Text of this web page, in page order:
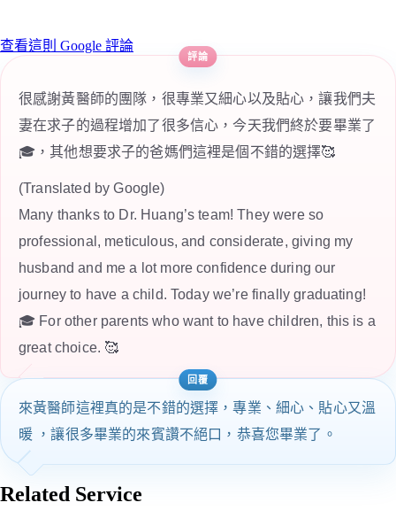
查看這則 Google 評論
很感謝黃醫師的團隊，很專業又細心以及貼心，讓我們夫
妻在求子的過程增加了很多信心，今天我們終於要畢業了
🎓，其他想要求子的爸媽們這裡是個不錯的選擇🥰
(Translated by Google)
Many thanks to Dr. Huang’s team! They were so
professional, meticulous, and considerate, giving my
husband and me a lot more confidence during our
journey to have a child. Today we’re finally graduating!
🎓 For other parents who want to have children, this is a
great choice. 🥰
來黃醫師這裡真的是不錯的選擇，專業、細心、貼心又溫
暖 ，讓很多畢業的來賓讚不絕口，恭喜您畢業了。
Related Service